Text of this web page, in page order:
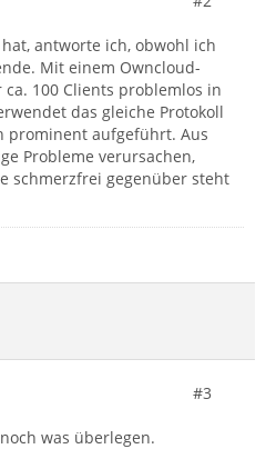
antworte ich, obwohl ich
Mit einem Owncloud-
100 Clients problemlos in
das gleiche Protokoll
prominent aufgeführt. Aus
Probleme verursachen,
schmerzfrei gegenüber steht
#3
was überlegen.